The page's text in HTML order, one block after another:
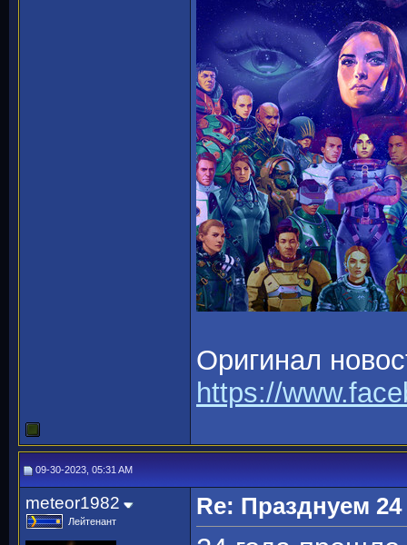
Оригинал
https://
09-30-2023, 05:31 AM
meteor1982
Лейтенант
Re: Празднуем